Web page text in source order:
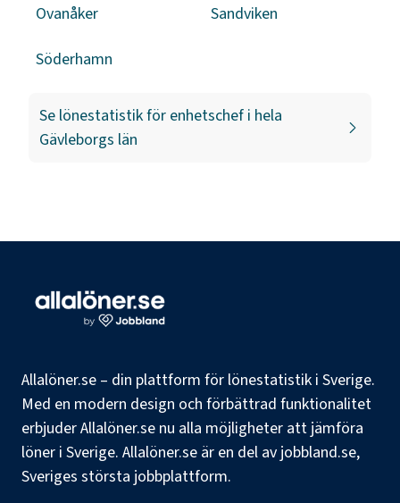
Ovanåker Sandviken
Söderhamn
Se lönestatistik för enhetschef i hela
Gävleborgs län
Allalöner.se – din plattform för lönestatistik i Sverige.
Med en modern design och förbättrad funktionalitet
erbjuder Allalöner.se nu alla möjligheter att jämföra
löner i Sverige. Allalöner.se är en del av jobbland.se,
Sveriges största jobbplattform.